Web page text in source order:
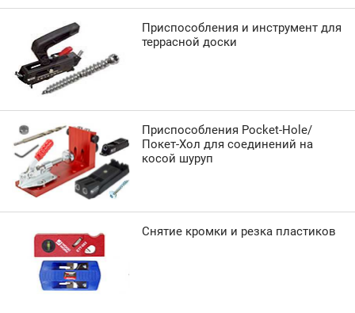
Приспособления и инструмент для
террасной доски
Приспособления Pocket-Hole/
Покет-Хол для соединений на
косой шуруп
Снятие кромки и резка пластиков